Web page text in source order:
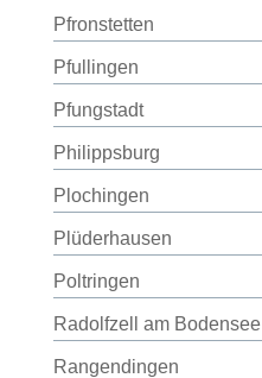
Pfronstetten
Pfullingen
Pfungstadt
Philippsburg
Plochingen
Plüderhausen
Poltringen
Radolfzell am Bodensee
Rangendingen